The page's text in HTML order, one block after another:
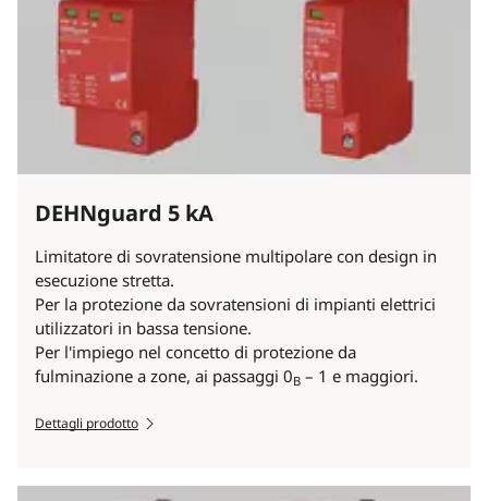
DEHNguard 5 kA
Limitatore di sovratensione multipolare con design in
esecuzione stretta.
Per la protezione da sovratensioni di impianti elettrici
utilizzatori in bassa tensione.
Per l'impiego nel concetto di protezione da
fulminazione a zone, ai passaggi 0B – 1 e maggiori.
Dettagli prodotto